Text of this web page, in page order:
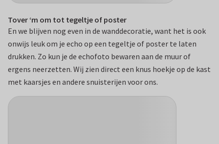
Tover ‘m om tot tegeltje of poster
En we blijven nog even in de wanddecoratie, want het is ook
onwijs leuk om je echo op een tegeltje of poster te laten
drukken. Zo kun je de echofoto bewaren aan de muur of
ergens neerzetten. Wij zien direct een knus hoekje op de kast
met kaarsjes en andere snuisterijen voor ons.